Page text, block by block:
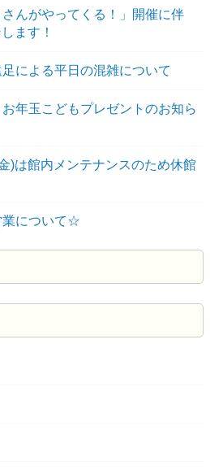
んがやってくる！」開催に伴
ます！
よる平日の混雑について
年玉こどもプレゼントのお知ら
)は館内メンテナンスのため休館
について☆